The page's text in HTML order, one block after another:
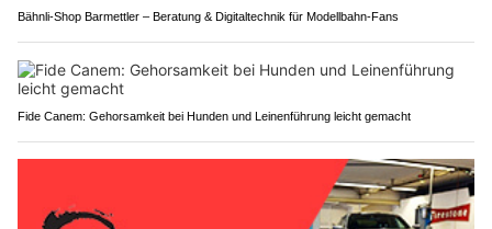
Bähnli-Shop Barmettler – Beratung & Digitaltechnik für Modellbahn-Fans
Fide Canem: Gehorsamkeit bei Hunden und Leinenführung leicht gemacht